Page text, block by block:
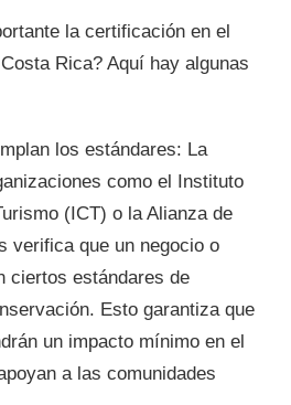
la certificación en el
Rica? Aquí hay algunas
los estándares: La
como el Instituto
(ICT) o la Alianza de
verifica que un negocio o
ciertos estándares de
Esto garantiza que
un impacto mínimo en el
a las comunidades